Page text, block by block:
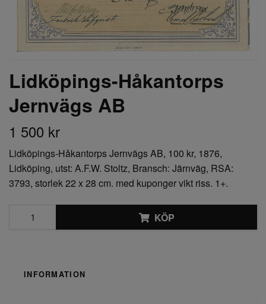
Lidköpings-Håkantorps
Jernvägs AB
1 500 kr
Lidköpings-Håkantorps Jernvägs AB, 100 kr, 1876,
Lidköping, utst: A.F.W. Stoltz, Bransch: Järnväg, RSA:
3793, storlek 22 x 28 cm. med kuponger vikt riss. 1+.
KÖP
INFORMATION